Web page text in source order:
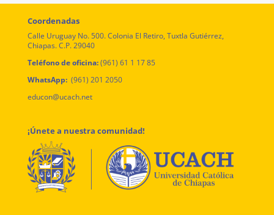
Coordenadas
Calle Uruguay No. 500. Colonia El Retiro, Tuxtla Gutiérrez,
Chiapas. C.P. 29040
Teléfono de oficina:(961) 61 1 17 85
WhatsApp:(961) 201 2050
educon@ucach.net
¡Únete a nuestra comunidad!